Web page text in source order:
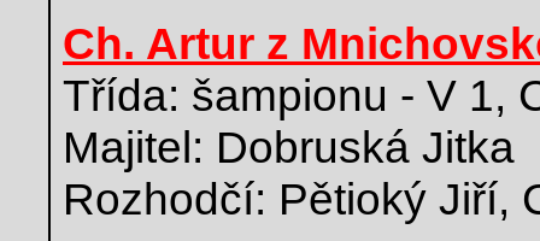
Ch. Artur z
Třída: šampionu - V 1,
Majitel: Dobruská Jitka
Rozhodčí: Pětioký Jiří,